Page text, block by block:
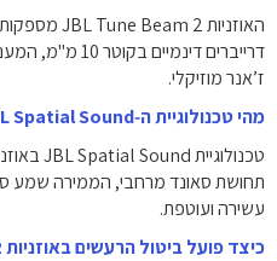
דרייברים
ז’אנר מוזיקלי.
מהי טכנולוגיית ה‑JBL Spatial Sound?
תחושת סאונד מרחבי, הממירה שמע
עשירה ועוטפת.
כיצד פועל ביטול הרעשים באוזניות JBL Tune Beam 2?